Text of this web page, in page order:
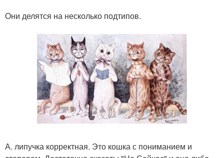
Они делятся на несколько подтипов.
А. липучка корректная. Это кошка с пониманием и